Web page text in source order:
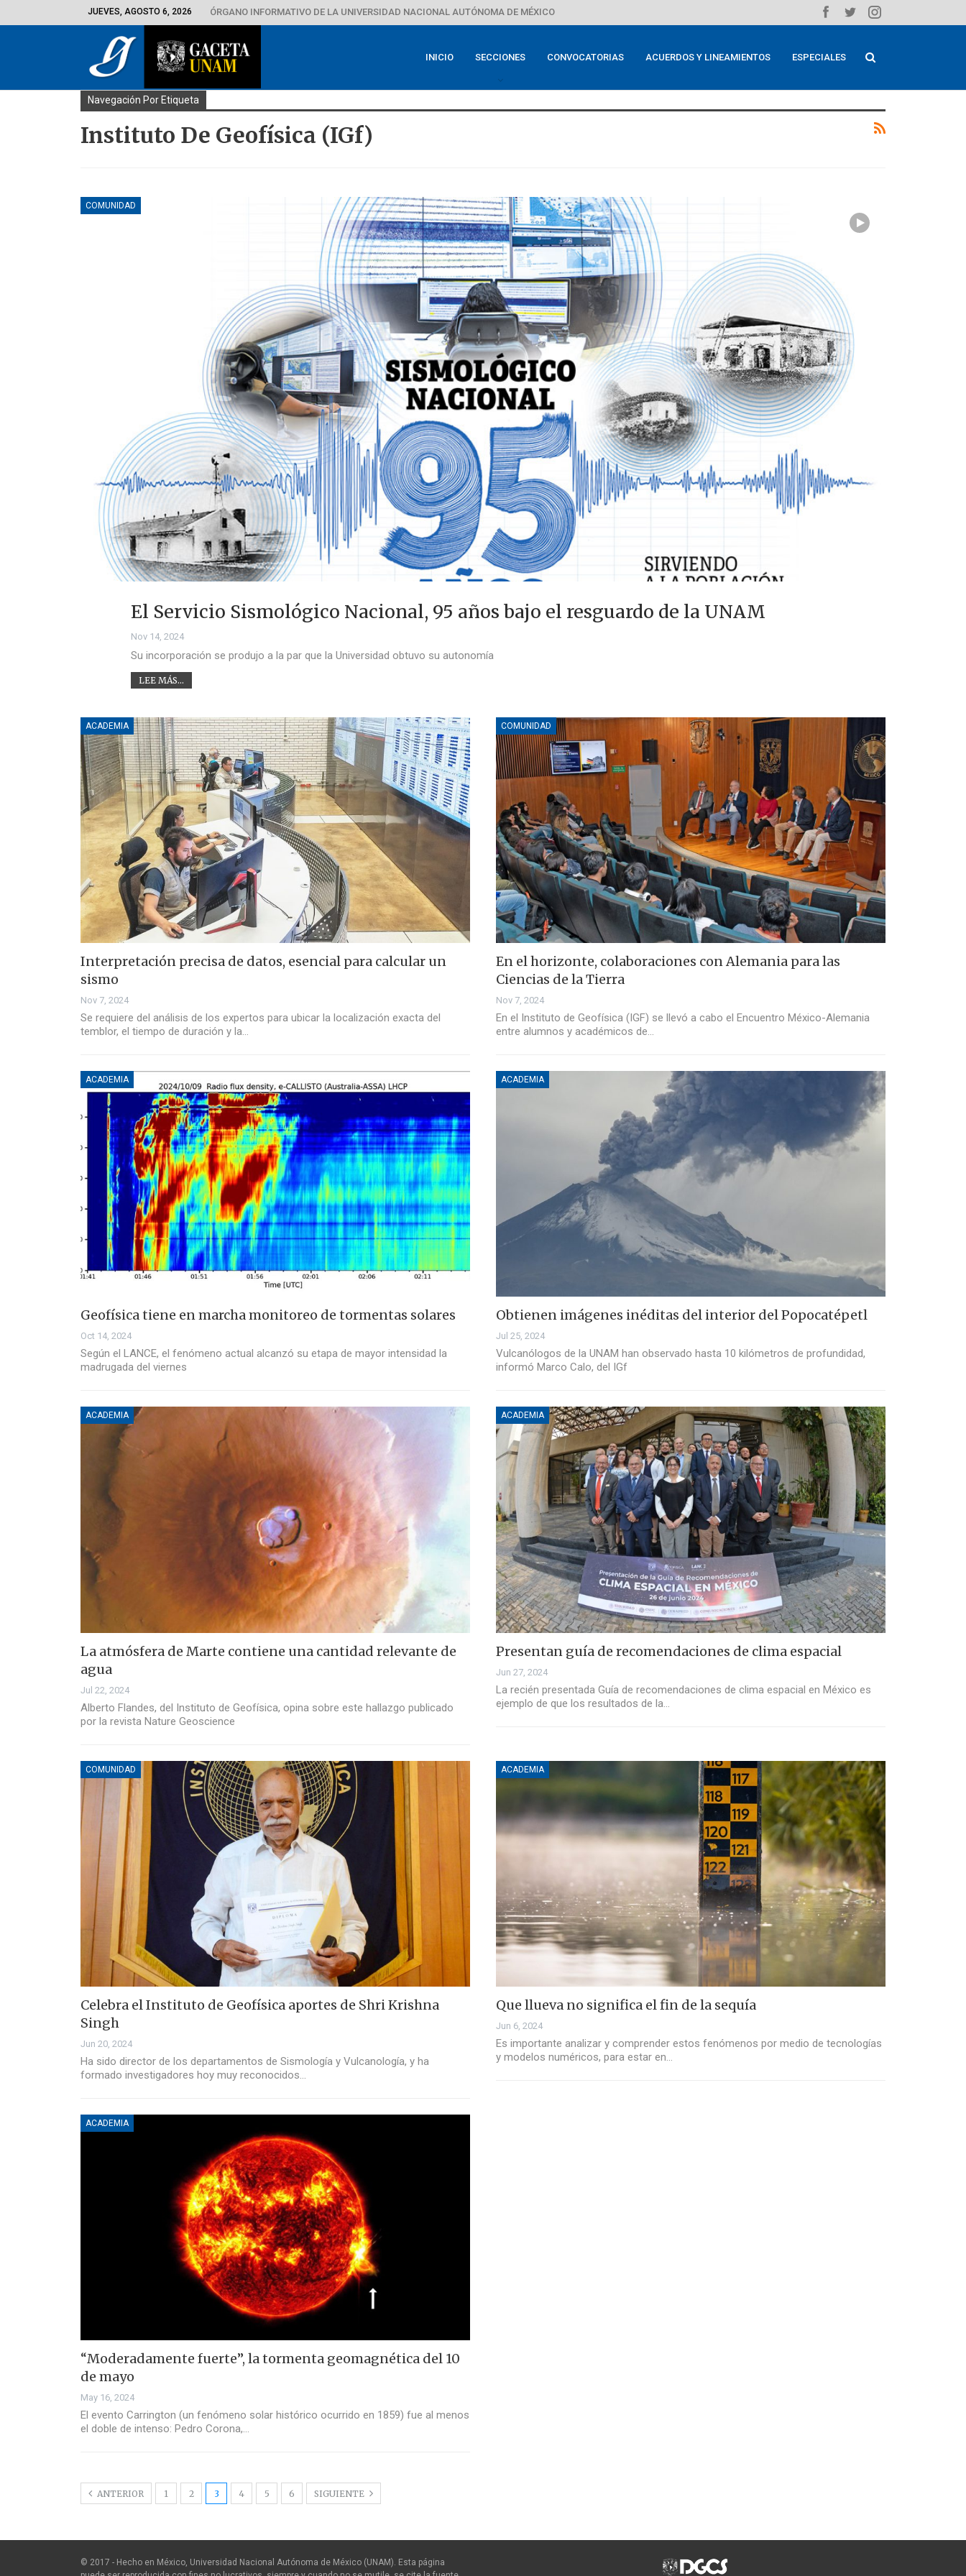
JUEVES, AGOSTO 6, 2026 ÓRGANO INFORMATIVO DE LA UNIVERSIDAD NACIONAL AUTÓNOMA DE MÉXICO
INICIO SECCIONES CONVOCATORIAS ACUERDOS Y LINEAMIENTOS ESPECIALES
Navegación Por Etiqueta
Instituto De Geofísica (IGf)
COMUNIDAD
El Servicio Sismológico Nacional, 95 años bajo el resguardo de la UNAM
Nov 14, 2024
Su incorporación se produjo a la par que la Universidad obtuvo su autonomía
LEE MÁS...
ACADEMIA
Interpretación precisa de datos, esencial para calcular un
sismo
Nov 7, 2024
Se requiere del análisis de los expertos para ubicar la localización exacta del
temblor, el tiempo de duración y la…
COMUNIDAD
En el horizonte, colaboraciones con Alemania para las
Ciencias de la Tierra
Nov 7, 2024
En el Instituto de Geofísica (IGF) se llevó a cabo el Encuentro México-Alemania
entre alumnos y académicos de…
ACADEMIA
Geofísica tiene en marcha monitoreo de tormentas solares
Oct 14, 2024
Según el LANCE, el fenómeno actual alcanzó su etapa de mayor intensidad la
madrugada del viernes
ACADEMIA
Obtienen imágenes inéditas del interior del Popocatépetl
Jul 25, 2024
Vulcanólogos de la UNAM han observado hasta 10 kilómetros de profundidad,
informó Marco Calo, del IGf
ACADEMIA
La atmósfera de Marte contiene una cantidad relevante de
agua
Jul 22, 2024
Alberto Flandes, del Instituto de Geofísica, opina sobre este hallazgo publicado
por la revista Nature Geoscience
ACADEMIA
Presentan guía de recomendaciones de clima espacial
Jun 27, 2024
La recién presentada Guía de recomendaciones de clima espacial en México es
ejemplo de que los resultados de la…
COMUNIDAD
Celebra el Instituto de Geofísica aportes de Shri Krishna
Singh
Jun 20, 2024
Ha sido director de los departamentos de Sismología y Vulcanología, y ha
formado investigadores hoy muy reconocidos…
ACADEMIA
Que llueva no significa el fin de la sequía
Jun 6, 2024
Es importante analizar y comprender estos fenómenos por medio de tecnologías
y modelos numéricos, para estar en…
ACADEMIA
“Moderadamente fuerte”, la tormenta geomagnética del 10
de mayo
May 16, 2024
El evento Carrington (un fenómeno solar histórico ocurrido en 1859) fue al menos
el doble de intenso: Pedro Corona,…
ANTERIOR 1 2 3 4 5 6 SIGUIENTE
© 2017 - Hecho en México, Universidad Nacional Autónoma de México (UNAM). Esta página